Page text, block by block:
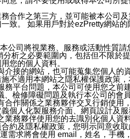
合作之第三方，並可能被本公司
致。 如果用戶對於ezPretty網站
公司將視業務、服務或活動性質
析之必要範圍內，包括但不限
您的個人資料。
接的網站，也可能蒐集您個人
不適用本網站之隱私權保護政策
平台問題，本公司可使用您之
檢修障礙問題及執行本公司的會
作關係之業務夥伴交叉行銷使
個人化製服務介面、網頁設計及
務夥伴使用您的去識別化個人
約及隱私權政策，您明示同意收
需求將會使用 email，姓名，手